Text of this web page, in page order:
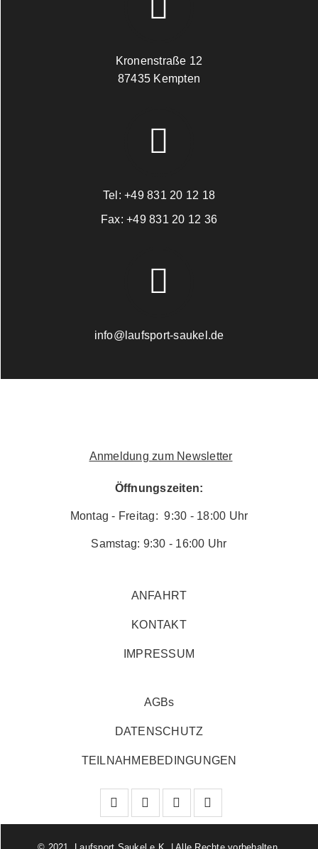
Kronenstraße 12
87435 Kempten
Tel: +49 831 20 12 18
Fax: +49 831 20 12 36
info@laufsport-saukel.de
Anmeldung zum Newsletter
Öffnungszeiten:
Montag - Freitag: 9:30 - 18:00 Uhr
Samstag: 9:30 - 16:00 Uhr
ANFAHRT
KONTAKT
IMPRESSUM
AGBs
DATENSCHUTZ
TEILNAHMEBEDINGUNGEN